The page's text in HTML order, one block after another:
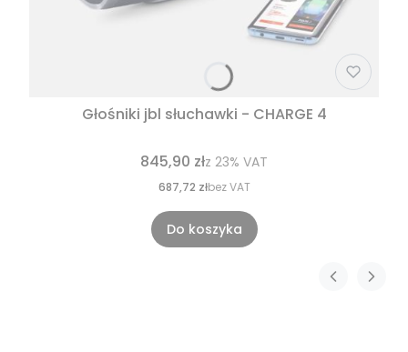
Głośniki jbl słuchawki - CHARGE 4
845,90 złz 23% VAT
687,72 złbez VAT
Do koszyka